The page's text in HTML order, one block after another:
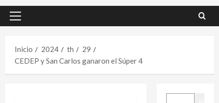
Menú
Inicio
2024 th
29
CEDEP y San Carlos ganaron el Súper 4